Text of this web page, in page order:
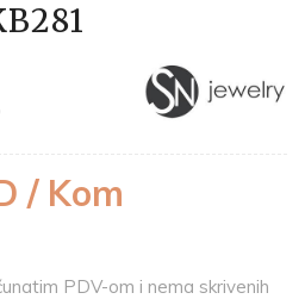
/ Kom
PDV-om i nema skrivenih